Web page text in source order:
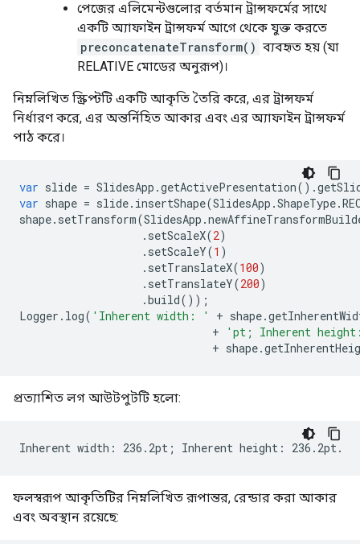
পেজের এলিমেন্টগুলোর বর্তমান ট্রান্সফর্মের সাথে
একটি অ্যাফাইন ট্রান্সফর্ম আগে থেকে যুক্ত করতে
preconcatenateTransform() ব্যবহৃত হয় (যা
RELATIVE মোডের অনুরূপ)।
নিম্নলিখিত স্ক্রিপ্টটি একটি আকৃতি তৈরি করে, এর ট্রান্সফর্ম
নির্ধারণ করে, এর অন্তর্নিহিত আকার এবং এর অ্যাফাইন ট্রান্সফর্ম
পাঠ করে।
var slide = SlidesApp .getActivePresentation().
var shape = slide. insertShape(SlidesApp .ShapeType.
shape. setTransform(SlidesApp .
. setScaleX(2)
. setScaleY(1 )
. setTranslateX(100)
. setTranslateY(200)
.build());
Logger . log( 'Inherent width: ' + shape.
+
'pt; Inherent
+ shape.
প্রত্যাশিত লগ আউটপুটটি হলো:
ফলস্বরূপ আকৃতিটির নিম্নলিখিত রূপান্তর, রেন্ডার করা আকার
এবং অবস্থান রয়েছে: